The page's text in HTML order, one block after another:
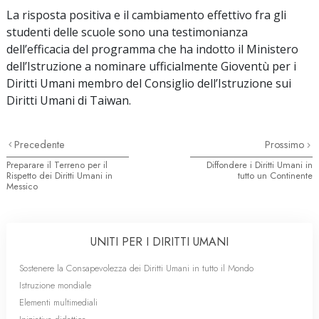
La risposta positiva e il cambiamento effettivo fra gli
studenti delle scuole sono una testimonianza
dell’efficacia del programma che ha indotto il Ministero
dell’Istruzione a nominare ufficialmente Gioventù per i
Diritti Umani membro del Consiglio dell’Istruzione sui
Diritti Umani di Taiwan.
Precedente
Preparare il Terreno per il
Rispetto dei Diritti Umani in
Messico
Prossimo
Diffondere i Diritti Umani in
tutto un Continente
UNITI PER I DIRITTI UMANI
Sostenere la Consapevolezza dei Diritti Umani in tutto il Mondo
Istruzione mondiale
Elementi multimediali